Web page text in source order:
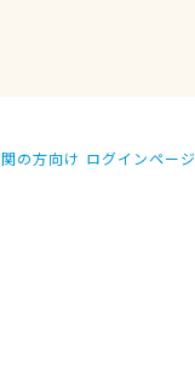
の方向け ログインページ